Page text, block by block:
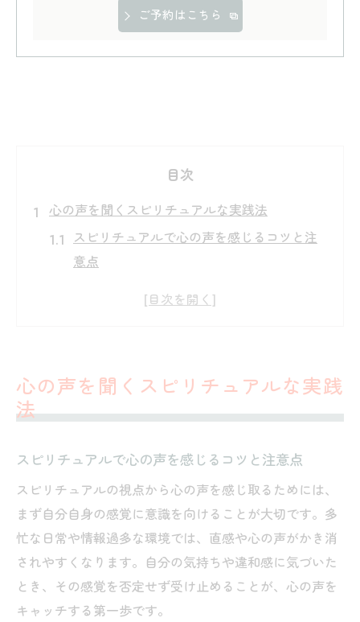
ご予約はこちら
目次
心の声を聞くスピリチュアルな実践法
スピリチュアルで心の声を感じるコツと注
意点
自分の心の声を聞くためのスピリチュアル
ルの関係
突然声が聞こえるスピリチュアル体験の本
直感を日常に活かすヒントと秘訣
スピリチュアルな直感を日常で活かす方法
心の声に従うことで人生はうまくいくのか
直感とスピリチュアルサインの見分け方
相手に思われている時のスピリチュアルサ
イン
心の声を聞くスピリチュアルな実践
法
スピリチュアルで心の声を感じるコツと注意点
スピリチュアルの視点から心の声を感じ取るためには、
まず自分自身の感覚に意識を向けることが大切です。多
忙な日常や情報過多な環境では、直感や心の声がかき消
されやすくなります。自分の気持ちや違和感に気づいた
とき、その感覚を否定せず受け止めることが、心の声を
キャッチする第一歩です。